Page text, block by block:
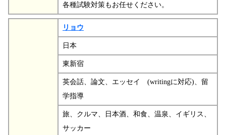
各種試験対策もお任せください。
リョウ
日本
東新宿
英会話、論文、エッセイ (writingに対応)、留
学指導
旅、クルマ、日本酒、和食、温泉、イギリス、
サッカー